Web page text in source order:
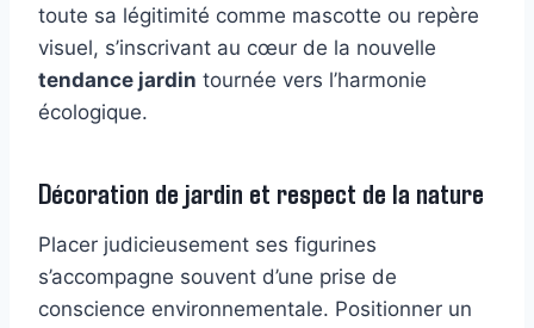
toute sa légitimité comme mascotte ou repère
visuel, s’inscrivant au cœur de la nouvelle
tendance jardin tournée vers l’harmonie
écologique.
Décoration de jardin et respect de la nature
Placer judicieusement ses figurines
s’accompagne souvent d’une prise de
conscience environnementale. Positionner un